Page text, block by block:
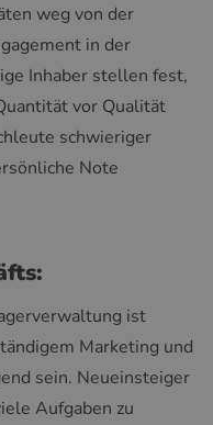
weg von der
in der
Inhaber stellen fest,
vor Qualität
schwieriger
Note
ist
Marketing und
sein. Neueinsteiger
Aufgaben zu